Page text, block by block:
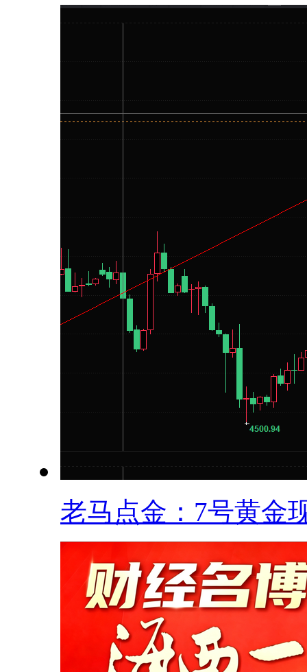
老马点金：7号黄金